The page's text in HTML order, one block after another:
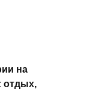
на
отдых,